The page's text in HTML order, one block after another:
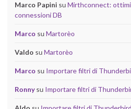
Marco Papini su Mirthconnect:
connessioni DB
Marco su Martorèo
Valdo su Martorèo
Marco su Importare filtri di
Ronnysu Importare filtri di